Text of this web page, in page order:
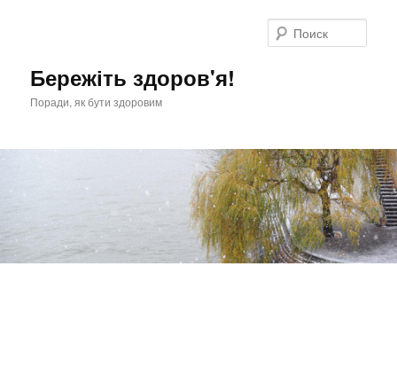
Бережіть здоров'я!
Поради, як бути здоровим